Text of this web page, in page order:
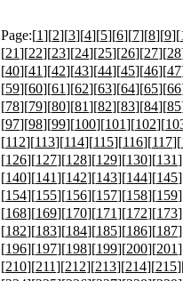
Page:[1][2][3][4][5][6][7][8][9][
[21][22][23][24][25][26][27][28
[40][41][42][43][44][45][46][47
[59][60][61][62][63][64][65][66
[78][79][80][81][82][83][84][85
[97][98][99][100][101][102][
[112][113][114][115][116][117][
[126][127][128][129][130][131
[140][141][142][143][144][145
[154][155][156][157][158][159
[168][169][170][171][172][173
[182][183][184][185][186][187
[196][197][198][199][200][201
[210][211][212][213][214][215